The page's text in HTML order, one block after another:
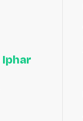
Iphar